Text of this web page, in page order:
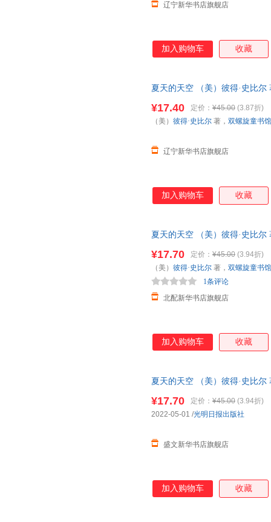
辽宁新华书店旗舰店
加入购物车 收藏
夏天的天空 （美）彼得·史比尔
¥17.40 定价： ¥45.00 (3.87折)
辽宁新华书店旗舰店
（美） 彼得·史比尔 著， 双螺旋童书馆
加入购物车 收藏
夏天的天空 （美）彼得·史比
¥17.70 定价： ¥45.00 (3.94折)
北配新华书店旗舰店
1条评论
（美） 彼得·史比尔 著， 双螺旋童书馆
加入购物车 收藏
夏天的天空 （美）彼得·史比
¥17.70 定价： ¥45.00 (3.94折)
盛文新华书店旗舰店
2022-05-01 /光明日报出版社
加入购物车 收藏